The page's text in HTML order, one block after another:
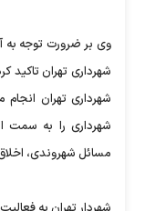
وی بر ضرورت توجه به
شهرداری تهران تاکید
شهرداری تهران
شهرداری را به سمت
مسائل شهروندی،